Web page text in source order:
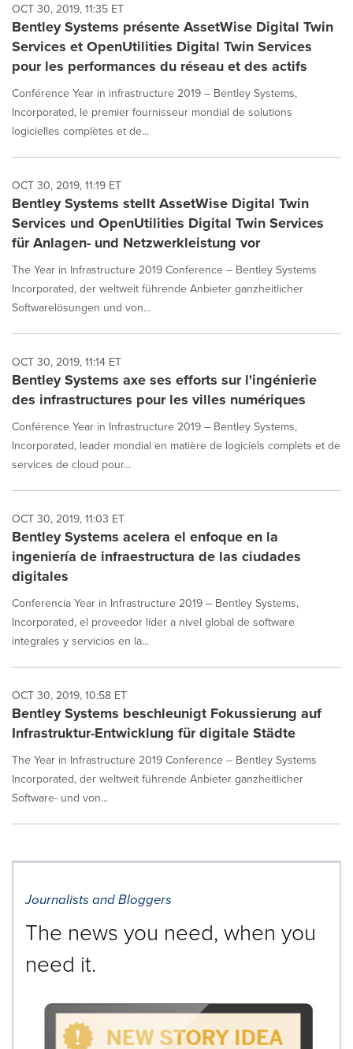
OCT 30, 2019, 11:35 ET
Bentley Systems présente AssetWise Digital Twin
Services et OpenUtilities Digital Twin Services
pour les performances du réseau et des actifs
Conférence Year in infrastructure 2019 – Bentley Systems,
Incorporated, le premier fournisseur mondial de solutions
logicielles complètes et de...
OCT 30, 2019, 11:19 ET
Bentley Systems stellt AssetWise Digital Twin
Services und OpenUtilities Digital Twin Services
für Anlagen- und Netzwerkleistung vor
The Year in Infrastructure 2019 Conference – Bentley Systems
Incorporated, der weltweit führende Anbieter ganzheitlicher
Softwarelösungen und von...
OCT 30, 2019, 11:14 ET
Bentley Systems axe ses efforts sur l'ingénierie
des infrastructures pour les villes numériques
Conférence Year in Infrastructure 2019 – Bentley Systems,
Incorporated, leader mondial en matière de logiciels complets et de
services de cloud pour...
OCT 30, 2019, 11:03 ET
Bentley Systems acelera el enfoque en la
ingeniería de infraestructura de las ciudades
digitales
Conferencia Year in Infrastructure 2019 – Bentley Systems,
Incorporated, el proveedor líder a nivel global de software
integrales y servicios en la...
OCT 30, 2019, 10:58 ET
Bentley Systems beschleunigt Fokussierung auf
Infrastruktur-Entwicklung für digitale Städte
The Year in Infrastructure 2019 Conference -- Bentley Systems
Incorporated, der weltweit führende Anbieter ganzheitlicher
Software- und von...
Journalists and Bloggers
The news you need, when you
need it.